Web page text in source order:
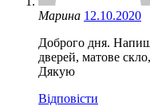
Марина 12.10.2020
Доброго дня.
дверей, матове
Дякую
Відповіcти